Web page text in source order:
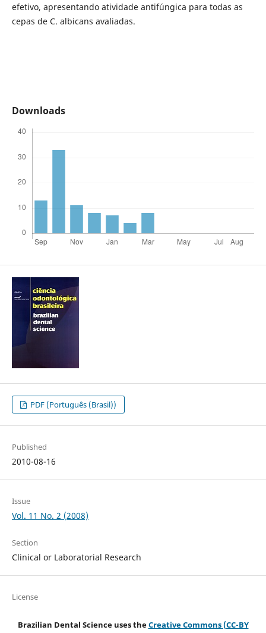
efetivo, apresentando atividade antifúngica para todas as
cepas de C. albicans avaliadas.
Downloads
PDF (Português (Brasil))
Published
2010-08-16
Issue
Vol. 11 No. 2 (2008)
Section
Clinical or Laboratorial Research
License
Brazilian Dental Science uses theCreative Commons (CC-BY